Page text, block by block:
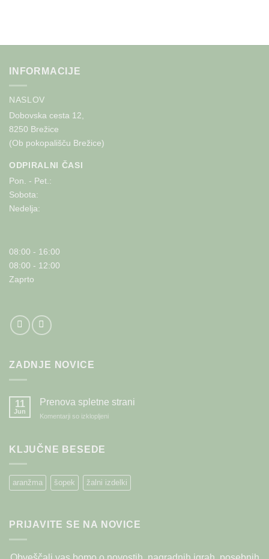
INFORMACIJE
NASLOV
Dobovska cesta 12,
8250 Brežice
(Ob pokopališču Brežice)
ODPIRALNI ČASI
Pon. - Pet.:
Sobota:
Nedelja:
08:00 - 16:00
08:00 - 12:00
Zaprto
ZADNJE NOVICE
11
Jun
Prenova spletne strani
Komentarji so izklopljeniza
KLJUČNE BESEDE
aranžma šopek žalni izdelki
PRIJAVITE SE NA NOVICE